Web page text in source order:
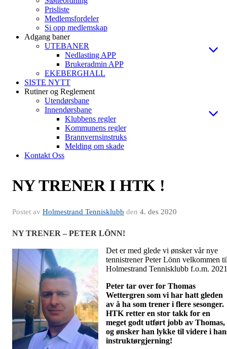
Prisliste
Medlemsfordeler
Si opp medlemskap
Adgang baner
UTEBANER
Nedlasting APP
Brukeradmin APP
EKEBERGHALL
SISTE NYTT
Rutiner og Reglement
Utendørsbane
Innendørsbane
Klubbens regler
Kommunens regler
Brannvernsinstruks
Melding om skade
Kontakt Oss
NY TRENER I HTK !
Postet av Holmestrand Tennisklubb den 4. des 2020
NY TRENER – PETER LÖNN!
Det er med glede vi ønsker vår nye
tennistrener Peter Lönn velkommen
Holmestrand Tennisklubb f.o.m.
Peter tar over for Thomas
Wettergren som vi har hatt gleden
av å ha som trener i flere sesonger.
HTK retter en stor takk for en
meget godt utført jobb av Thomas,
og ønsker han lykke til videre i
instruktørgjerning!